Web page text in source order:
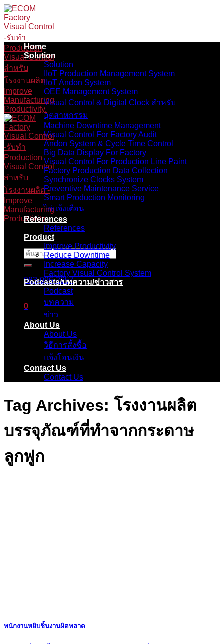
Skip
to
content
ค้นหา:
083-096-2657
0
ตะกร้าสินค้า
ไม่มีสินค้าในตะกร้า
Home
Solution
Solution
IIoT Production Management System
IIoT Andon System
OEE Management System
Visual Control & Digital Clock สำหรับ
อุตสาหกรรม
Machine Downtime Management
Visual Control For Factory Audit
Andon System & Cycle Time Control
Big Data Display For Factory
Visual Control For Production Line Paint
Factory Production Data Collection
Synchronize Clocks System
Preventive Maintenance Service
Smart Production Monitoring
ไก่แจ้งเตือน
References
References
Product
Improve Productivity
Reduce Downtime
Increase Capacity
Factory Visual Control System
Podcasts/บทความ/ข่าวสาร
Podcast
บทความ
ข่าว
About Us
About Us
วิธีการสั้งซื้อ
แจ้งโอนเงิน
Contact Us
Contact Us
Tag Archives: โรงงานผลิต
บรรจุภัณฑ์ที่ทำจากกระดาษ
ลูกฟูก
พนักงานหยิบชิ้นงานผิดพลาด